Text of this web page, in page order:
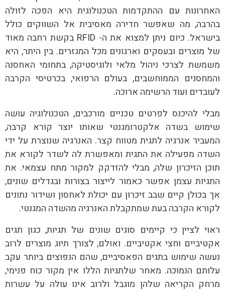
האחרונות עם ההתקדמות הטכנולוגית היא הפכה לזולה
בהרבה, מה שאפשר חדירה מאסיבית אל השווקים כולל
בישראל. כיום ניתן למצוא את ה- RFID בקשת רחבה מאוד
של מוצרים ובעסקים וארגונים מכל המגזרים. בין היתר, היא
משמשת לצרכי ניהול מלאי ולוגיסטיקה, בתחומי האחסנה
והמחסנים הממוחשבים, בעולם הרפואי, בכרטיסי הקרבה
לעובדים ועוד הרשימה ארוכה.
מבלי להיכנס לפרטים טכניים מורכבים, הטכנולוגיה עושה
שימוש בשדה אלקטרומגנטי שאותו יוצר קורא קרבה,
המעביר אנרגיה לתגית מטווח קצר. האנרגיה שנוצרת על ידי
השדה מפעילה את התגית ומאפשרת לה לשדר לקורא את
תוכן הזיכרון שלה, מבלי להזדקק למקור מתח עצמאי. את
התגיות עצמן אפשר כאמור לייצור בצורות ובגדלים שונים,
אך בכולן קיים שבב זיכרון עם יכולת לאחסון ושידור נתונים
לקורא הקרבה בעת שמתקבלת האנרגיה מהשדה המגנטי.
ראוי לציין כי קיימים סוגים שונים של תגיות, כגון תגים
אקטיביים וחצי אקטיביים. ואולם, לצורך תיוג מוצרים לרוב
נעשה שימוש בתגים הפאסיביים, שהם הנפוצים ביותר עקב
עלותם הנמוכה. מאחר שלתגיות הללו אין מקור כוח פנימי,
מרחק הקריאה שלהן מוגבל ולרוב אינו עולה על עשרות